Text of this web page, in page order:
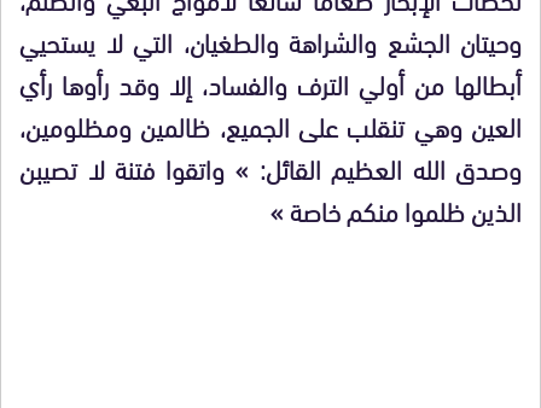
وحيتان الجشع والشراهة والطغيان، التي لا يستحيي
أبطالها من أولي الترف والفساد، إلا وقد رأوها رأي
العين وهي تنقلب على الجميع، ظالمين ومظلومين،
وصدق الله العظيم القائل: » واتقوا فتنة لا تصيبن
الذين ظلموا منكم خاصة »